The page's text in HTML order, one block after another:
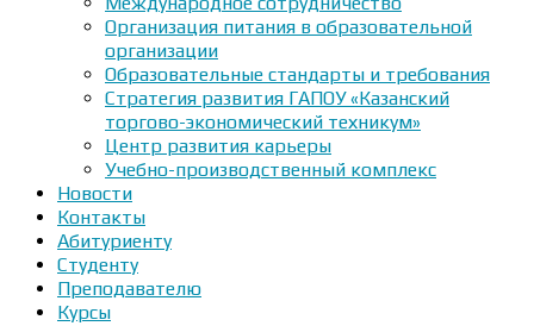
Организация питания в образовательной
организации
Образовательные стандарты и требования
Стратегия развития ГАПОУ «Казанский
торгово-экономический техникум»
Центр развития карьеры
Учебно-производственный комплекс
Новости
Контакты
Абитуриенту
Студенту
Преподавателю
Курсы